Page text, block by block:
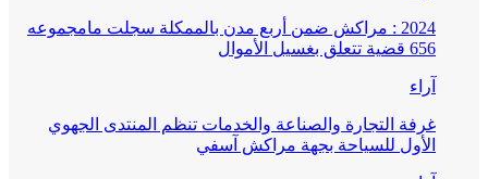
2024 : مراكش ضمن أربع مدن بالممكلة سجلت مامجموعه
656 قضية تتعلق بغسيل الأموال
آراء
غرفة التجارة والصناعة والخدمات تنظم المنتدى الجهوي
الأول للسياحة بجهة مراكش آسفي